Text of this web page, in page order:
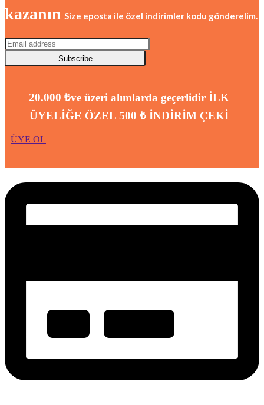
kazanın Size eposta ile özel indirimler kodu gönderelim.
Subscribe
20.000 ₺ve üzeri alımlarda geçerlidir İLK
ÜYELİĞE ÖZEL 500 ₺ İNDİRİM ÇEKİ
ÜYE OL